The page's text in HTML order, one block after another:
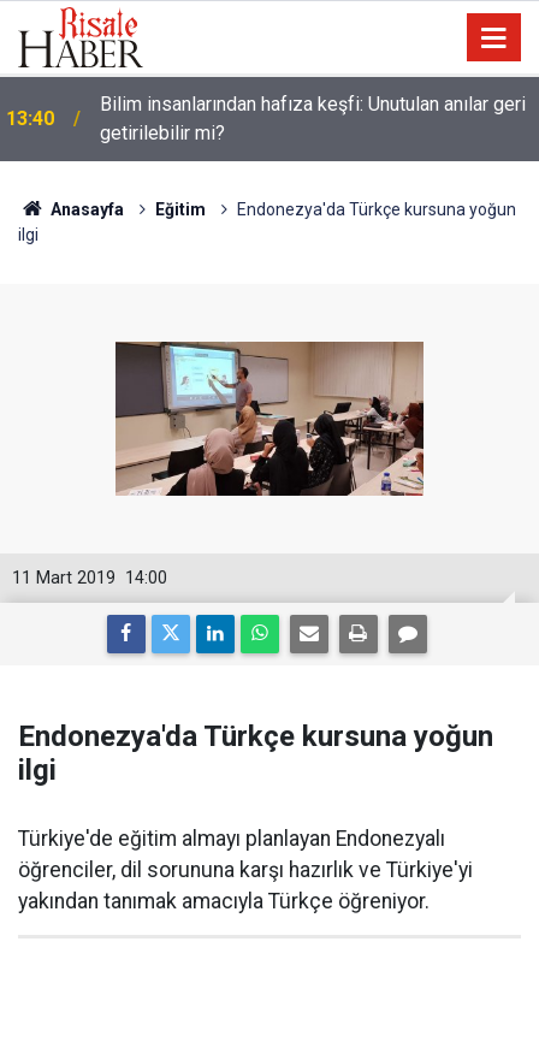
13:00 Katil israil, Dr. Ebu Safiyye’yi işkence ile öldürecek
Anasayfa Eğitim
Endonezya'da Türkçe kursuna yoğun
ilgi
14:00
11 Mart 2019
Endonezya'da Türkçe kursuna yoğun
ilgi
Türkiye'de eğitim almayı planlayan Endonezyalı
öğrenciler, dil sorununa karşı hazırlık ve Türkiye'yi
yakından tanımak amacıyla Türkçe öğreniyor.